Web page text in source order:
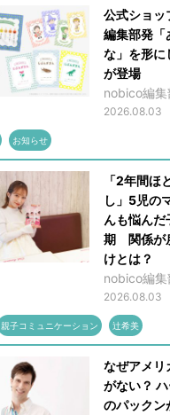
公式ショ
編集部発「
な」を形に
が登場
nobico編集
2026.08.03
お知らせ
「2年間ほ
し」5児の
んも悩んだ
期 関係が
けとは？
nobico編集
2026.08.03
親子コミュニケーション 辻希美
なぜアメリ
がない？
のパックン